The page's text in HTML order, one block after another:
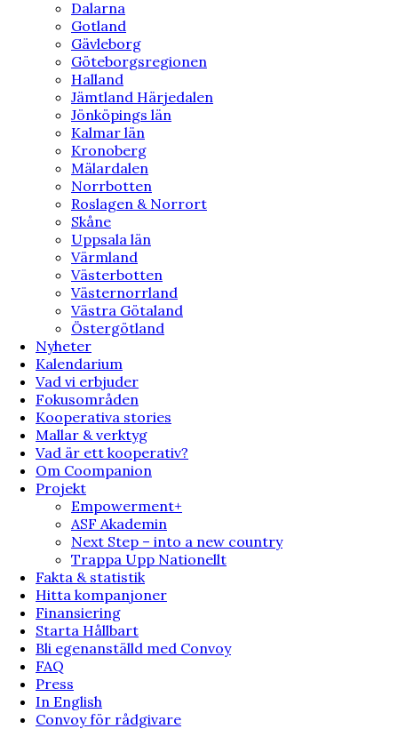
Dalarna
Gotland
Gävleborg
Göteborgsregionen
Halland
Jämtland Härjedalen
Jönköpings län
Kalmar län
Kronoberg
Mälardalen
Norrbotten
Roslagen & Norrort
Skåne
Uppsala län
Värmland
Västerbotten
Västernorrland
Västra Götaland
Östergötland
Nyheter
Kalendarium
Vad vi erbjuder
Fokusområden
Kooperativa stories
Mallar & verktyg
Vad är ett kooperativ?
Om Coompanion
Projekt
Empowerment+
ASF Akademin
Next Step – into a new country
Trappa Upp Nationellt
Fakta & statistik
Hitta kompanjoner
Finansiering
Starta Hållbart
Bli egenanställd med Convoy
FAQ
Press
In English
Convoy för rådgivare